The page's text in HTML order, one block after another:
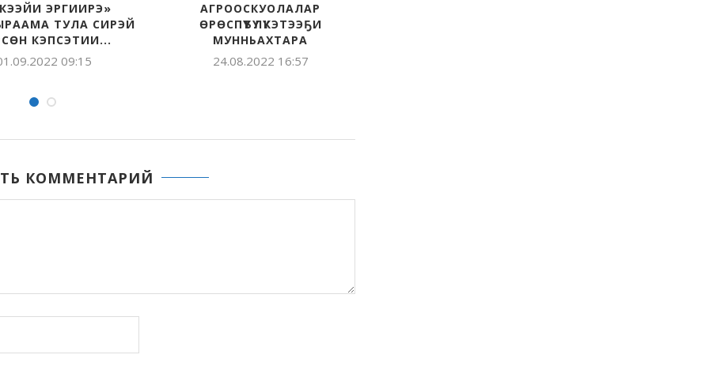
АГРООСКУОЛА ОҔОНУ ҮЛЭҔЭ
ӨССӨ ЧУГАСТЫК УҺУЙАН
ИИТЭР
26.08.2021 17:29
САХА СИРИН
ОСКУОЛАЛАРЫГАР ТӨРӨӨБҮТ
ТЫЛЫ ҮӨРЭТЭР ОНЛАЙН-
ПЛАТФОРМА...
КОММЕНТАРИЙ